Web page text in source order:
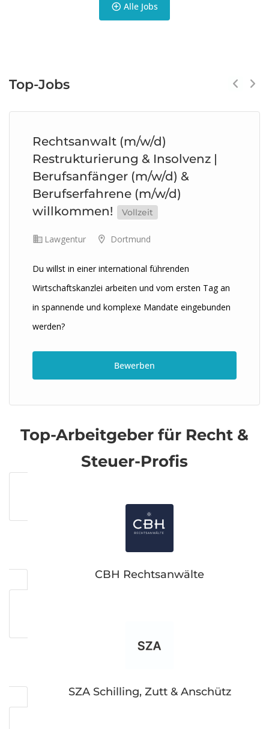
Vollzeit
Alle Jobs
Top-Jobs
Rechtsanwalt (m/w/d)
Restrukturierung & Insolvenz |
Berufsanfänger (m/w/d) &
Berufserfahrene (m/w/d)
willkommen!
Vollzeit
Lawgentur Dortmund
Du willst in einer international führenden
Wirtschaftskanzlei arbeiten und vom ersten Tag an
in spannende und komplexe Mandate eingebunden
werden?
Bewerben
Top-Arbeitgeber für Recht &
Steuer-Profis
CBH Rechtsanwälte
SZA Schilling, Zutt & Anschütz